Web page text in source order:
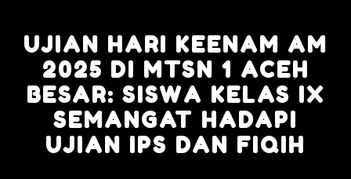
contentUJIAN HARI KEENAM AM
2025 DI MTSN 1 ACEH
BESAR: SISWA KELAS IX
SEMANGAT HADAPI
UJIAN IPS DAN FIQIH